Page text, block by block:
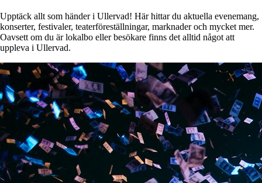
Upptäck allt som händer i Ullervad! Här hittar du aktuella evenemang,
konserter, festivaler, teaterföreställningar, marknader och mycket mer.
Oavsett om du är lokalbo eller besökare finns det alltid något att
uppleva i Ullervad.